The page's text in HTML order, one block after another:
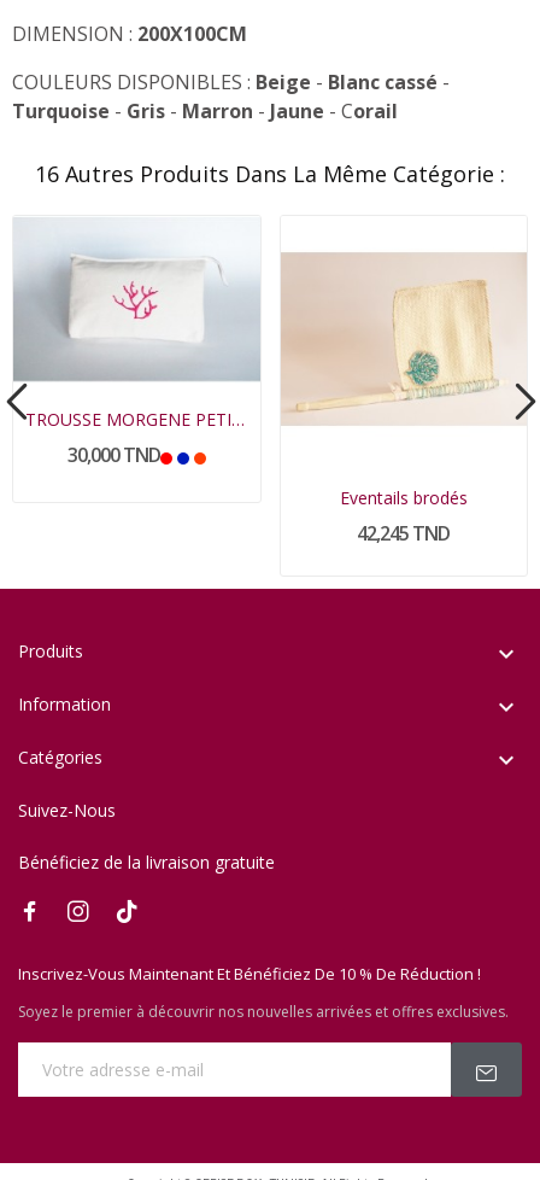
DIMENSION : 200X100CM
COULEURS DISPONIBLES : Beige - Blanc cassé -
Turquoise - Gris - Marron - Jaune - Corail
16 Autres Produits Dans La Même Catégorie :
TROUSSE MORGENE PETIT MODELE
30,000 TND
Eventails brodés
42,245 TND
Produits 
Information 
Catégories 
Suivez-Nous
Bénéficiez de la livraison gratuite
Inscrivez-Vous Maintenant Et Bénéficiez De 10 % De Réduction !
Soyez le premier à découvrir nos nouvelles arrivées et offres exclusives.